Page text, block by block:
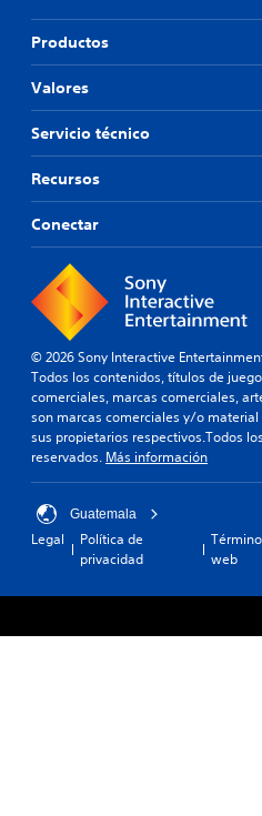
Productos
Valores
Servicio técnico
Recursos
Conectar
© 2026 Sony Interactive
Todos los contenidos, títulos de
comerciales, marcas comerciales,
son marcas comerciales y/o
sus propietarios respectivos.Todos
reservados. Más información
Guatemala
Legal
Política de
privacidad
web